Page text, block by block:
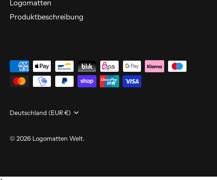
Logomatten
Produktbeschreibung
Währung
Deutschland (EUR €)
© 2026 Logomatten Welt.